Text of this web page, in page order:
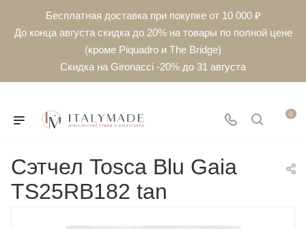
Бесплатная доставка при покупке от 10 000 ₽
До конца августа скидка до 20% на товары по полной цене
(кроме Piquadro и The Bridge)
Скидка на Gironacci -20% до 31 августа
0
Сэтчел Tosca Blu Gaia
TS25RB182 tan